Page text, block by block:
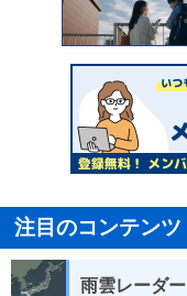
注目のコンテンツ
雨雲レーダー